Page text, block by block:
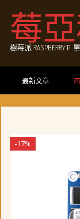
content莓
樹莓派 RASPBERRY
最新文章
-17%